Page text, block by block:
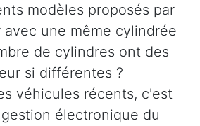
modèles proposés par
une même cylindrée
de cylindres ont des
si différentes ?
véhicules récents, c'est
électronique du